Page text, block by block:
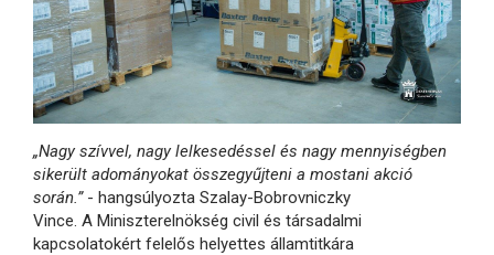
„Nagy szívvel, nagy lelkesedéssel és nagy mennyiségben
sikerült adományokat összegyűjteni a mostani akció
során.”- hangsúlyozta Szalay-Bobrovniczky
Vince. A Miniszterelnökség civil és társadalmi
kapcsolatokért felelős helyettes államtitkára